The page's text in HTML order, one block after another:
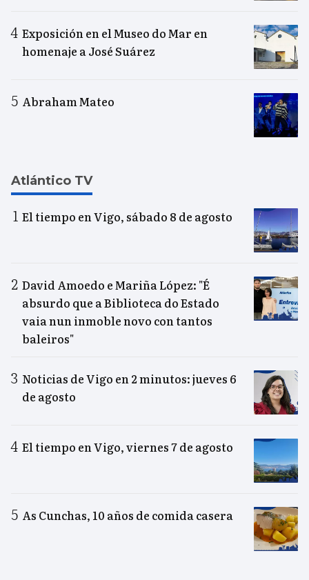
Exposición en el Museo do Mar en
homenaje a José Suárez
Abraham Mateo
Atlántico TV
El tiempo en Vigo, sábado 8 de agosto
David Amoedo e Mariña López: "É
absurdo que a Biblioteca do Estado
vaia nun inmoble novo con tantos
baleiros"
Noticias de Vigo en 2 minutos: jueves 6
de agosto
El tiempo en Vigo, viernes 7 de agosto
As Cunchas, 10 años de comida casera